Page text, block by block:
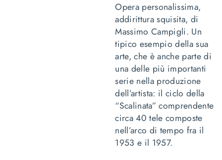
Opera personalissima,
addirittura squisita, di
Massimo Campigli. Un
tipico esempio della sua
arte, che è anche parte di
una delle più importanti
serie nella produzione
dell’artista: il ciclo della
“Scalinata” comprendente
circa 40 tele composte
nell’arco di tempo fra il
1953 e il 1957.